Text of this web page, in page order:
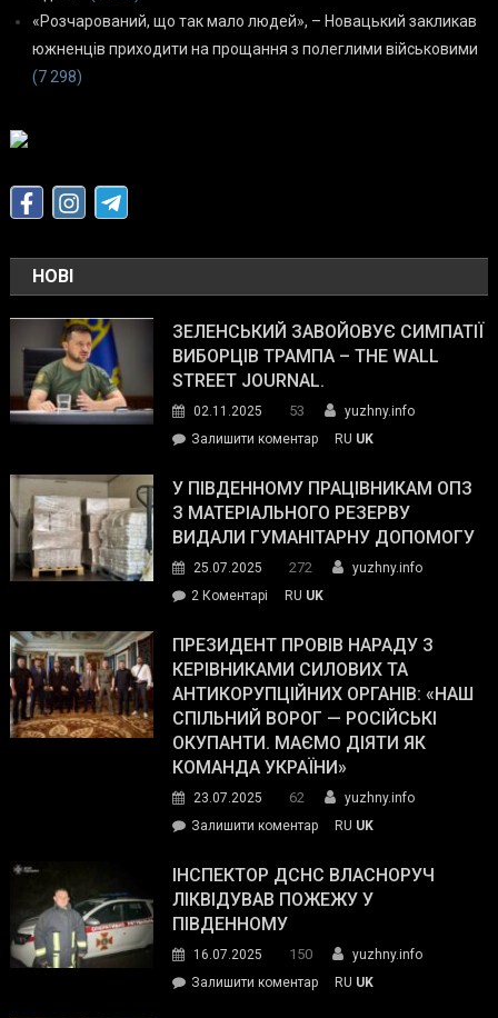
«Розчарований, що так мало людей», – Новацький закликав
южненців приходити на прощання з полеглими військовими
(7 298)
НОВІ
ЗЕЛЕНСЬКИЙ ЗАВОЙОВУЄ СИМПАТІЇ
ВИБОРЦІВ ТРАМПА – THE WALL
STREET JOURNAL.
02.11.2025 53
yuzhny.info
Залишити коментарon
завойовує
симпатії
виборців
The
Street
Journal.
RU UK
У ПІВДЕННОМУ ПРАЦІВНИКАМ ОПЗ
З МАТЕРІАЛЬНОГО РЕЗЕРВУ
ВИДАЛИ ГУМАНІТАРНУ ДОПОМОГУ
25.07.2025 272
yuzhny.info
2 Коментарі
Південному
працівникам
ОПЗ
з
матеріального
резерву
гуманітарну
допомогу
RU UK
ПРЕЗИДЕНТ ПРОВІВ НАРАДУ З
КЕРІВНИКАМИ СИЛОВИХ ТА
АНТИКОРУПЦІЙНИХ ОРГАНІВ: «НАШ
СПІЛЬНИЙ ВОРОГ — РОСІЙСЬКІ
ОКУПАНТИ. МАЄМО ДІЯТИ ЯК
КОМАНДА УКРАЇНИ»
23.07.2025 62
yuzhny.info
Залишити коментарon
провів
нараду
силових
та
RU UK
ІНСПЕКТОР ДСНС ВЛАСНОРУЧ
ЛІКВІДУВАВ ПОЖЕЖУ У
ПІВДЕННОМУ
16.07.2025 150
yuzhny.info
Залишити коментарon
RU UK